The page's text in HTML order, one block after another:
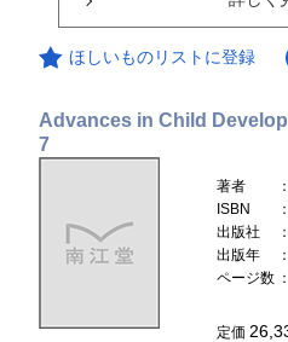
ほしいものリストに登録
Advances in Child
7
著者
ISBN
出版社
出版年
ページ数
定価